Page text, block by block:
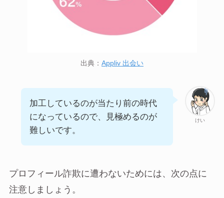
出典： Appliv 出会い
けい
加工しているのが当たり前の時代
になっているので、見極めるのが
難しいです。
プロフィール詐欺に遭わないためには、次の点に
注意しましょう。